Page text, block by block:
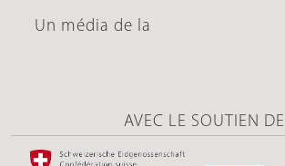
Un média de la
AVEC LE SOUTIEN DE